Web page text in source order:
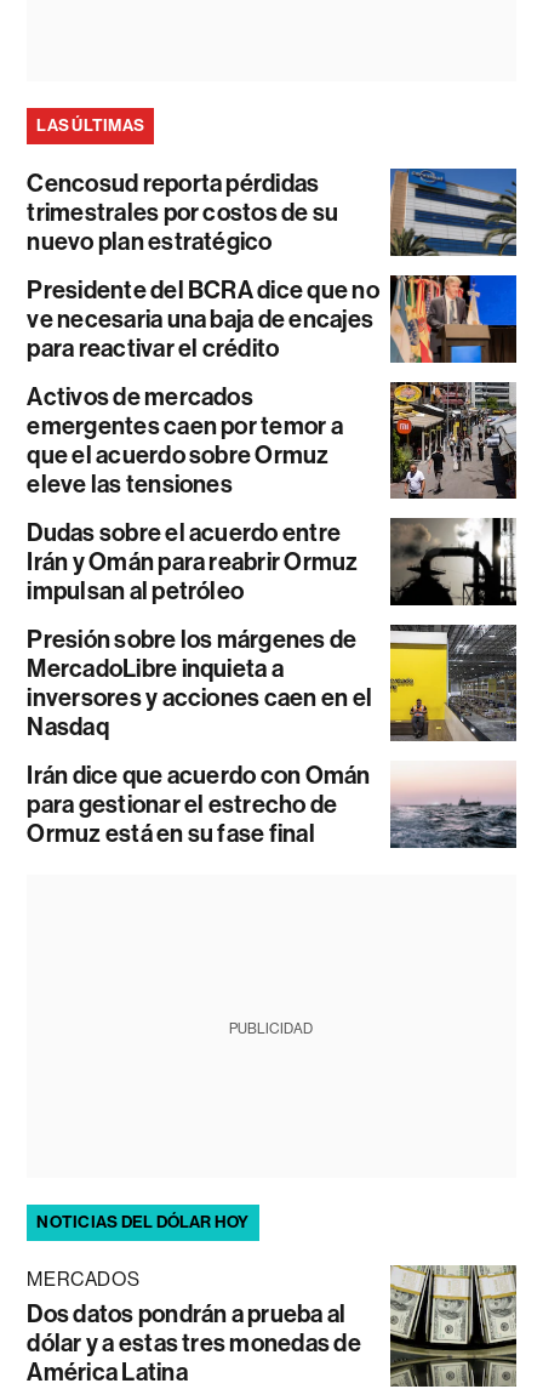
LAS ÚLTIMAS
Cencosud reporta pérdidas
trimestrales por costos de su
nuevo plan estratégico
Presidente del BCRA dice que no
ve necesaria una baja de encajes
para reactivar el crédito
Activos de mercados
emergentes caen por temor a
que el acuerdo sobre Ormuz
eleve las tensiones
Dudas sobre el acuerdo entre
Irán y Omán para reabrir Ormuz
impulsan al petróleo
Presión sobre los márgenes de
MercadoLibre inquieta a
inversores y acciones caen en el
Nasdaq
Irán dice que acuerdo con Omán
para gestionar el estrecho de
Ormuz está en su fase final
PUBLICIDAD
NOTICIAS DEL DÓLAR HOY
MERCADOS
Dos datos pondrán a prueba al
dólar y a estas tres monedas de
América Latina